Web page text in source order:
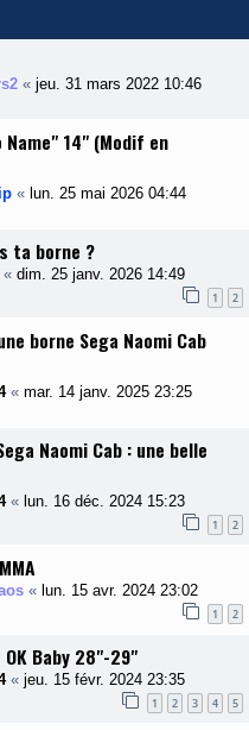
« jeu. 31 mars 2022 10:46
14" (Modif en
« lun. 25 mai 2026 04:44
ta borne ?
« dim. 25 janv. 2026 14:49
1 2
borne Sega Naomi Cab
« mar. 14 janv. 2025 23:25
Naomi Cab : une belle
« lun. 16 déc. 2024 15:23
1 2
« lun. 15 avr. 2024 23:02
1 2
Baby 28"-29"
« jeu. 15 févr. 2024 23:35
1 2 3 4 5